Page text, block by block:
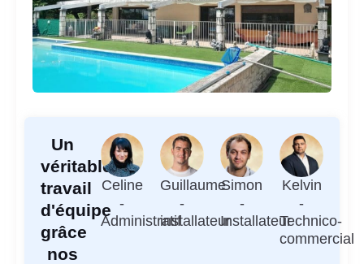
Un
véritable
travail
d'équipe
grâce
nos
Celine
-
Administratif
Guillaume
-
installateur
Simon
-
Installateur
Kelvin
-
Technico-
commercial